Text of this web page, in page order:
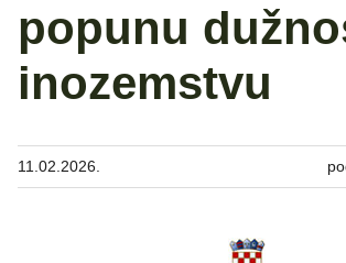
popunu
inozemstvu
11.02.2026.